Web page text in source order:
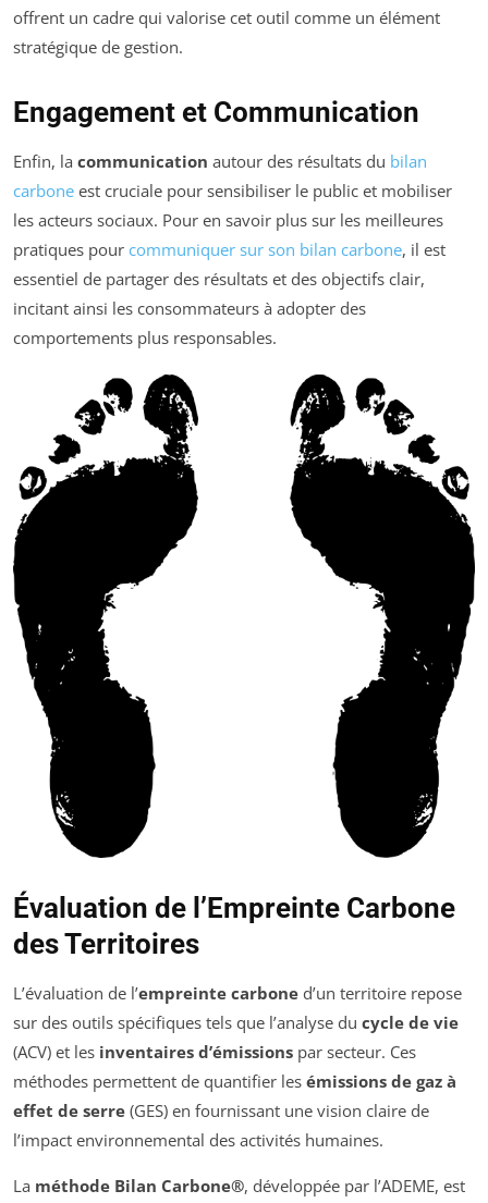
offrent un cadre qui valorise cet outil comme un élément
stratégique de gestion.
Engagement et Communication
Enfin, la communication autour des résultats du bilan
carbone est cruciale pour sensibiliser le public et mobiliser
les acteurs sociaux. Pour en savoir plus sur les meilleures
pratiques pour communiquer sur son bilan carbone, il est
essentiel de partager des résultats et des objectifs clair,
incitant ainsi les consommateurs à adopter des
comportements plus responsables.
Évaluation de l’Empreinte Carbone
des Territoires
L’évaluation de l’empreinte carbone d’un territoire repose
sur des outils spécifiques tels que l’analyse du cycle de vie
(ACV) et les inventaires d’émissions par secteur. Ces
méthodes permettent de quantifier les émissions de gaz à
effet de serre (GES) en fournissant une vision claire de
l’impact environnemental des activités humaines.
La méthode Bilan Carbone®, développée par l’ADEME, est